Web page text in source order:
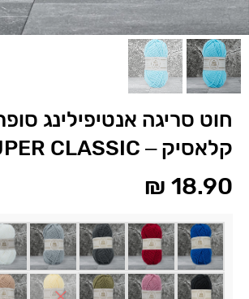
חוט סריגה אנטיפילינג
קלאסיק – SUPER CLASSIC
₪ 18.90